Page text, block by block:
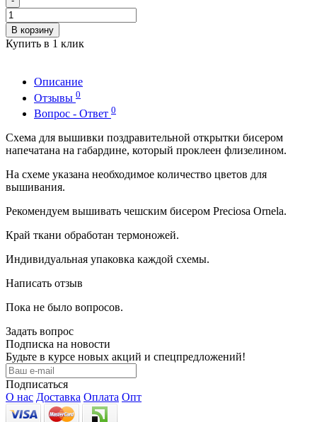
В корзину
Купить в 1 клик
Описание
Отзывы 0
Вопрос - Ответ 0
Схема для вышивки поздравительной открытки бисером
напечатана на габардине, который проклеен флизелином.
На схеме указана необходимое количество цветов для
вышивания.
Рекомендуем вышивать чешским бисером Preciosa Ornela.
Край ткани обработан термоножей.
Индивидуальная упаковка каждой схемы.
Написать отзыв
Пока не было вопросов.
Задать вопрос
Подписка на новости
Будьте в курсе новых акций и спецпредложений!
Подписаться
О нас Доставка Оплата Опт